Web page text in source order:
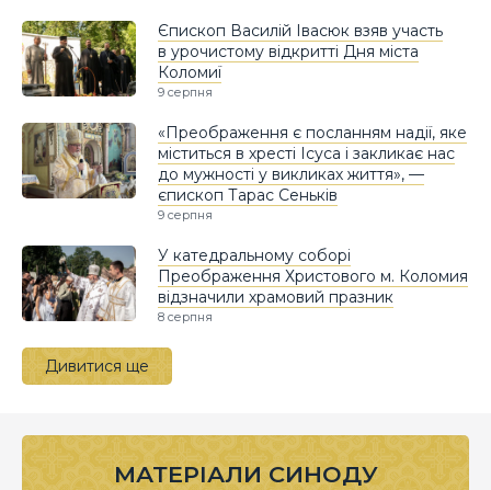
Єпископ Василій Івасюк взяв участь
в урочистому відкритті Дня міста
Коломиї
9 серпня
«Преображення є посланням надії, яке
міститься в хресті Ісуса і закликає нас
до мужності у викликах життя», —
єпископ Тарас Сеньків
9 серпня
У катедральному соборі
Преображення Христового м. Коломия
відзначили храмовий празник
8 серпня
Дивитися ще
МАТЕРІАЛИ СИНОДУ